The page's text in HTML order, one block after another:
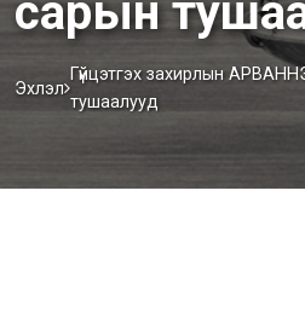
сарын
Эхлэл
Гүйцэтгэх захирлын
тушаалууд